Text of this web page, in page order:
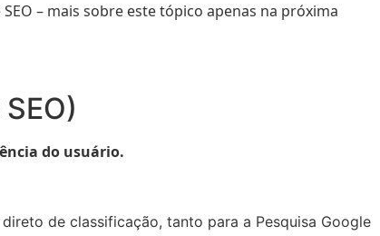
– mais sobre este tópico apenas na próxima
do usuário.
de classificação, tanto para a Pesquisa Google